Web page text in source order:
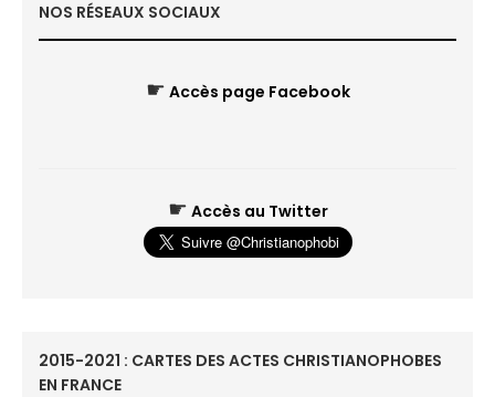
NOS RÉSEAUX SOCIAUX
☛ Accès page Facebook
☛ Accès au Twitter
2015-2021 : CARTES DES ACTES CHRISTIANOPHOBES
EN FRANCE